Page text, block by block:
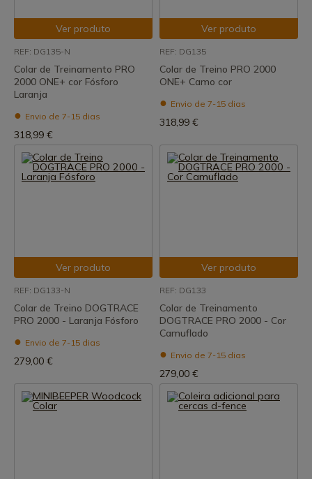
Ver produto
REF: DG135-N
Colar de Treinamento PRO
2000 ONE+ cor Fósforo
Laranja
Envio de 7-15 dias
318,99 €
Ver produto
REF: DG135
Colar de Treino PRO 2000
ONE+ Camo cor
Envio de 7-15 dias
318,99 €
Ver produto
REF: DG133-N
Colar de Treino DOGTRACE
PRO 2000 - Laranja Fósforo
Envio de 7-15 dias
279,00 €
Ver produto
REF: DG133
Colar de Treinamento
DOGTRACE PRO 2000 - Cor
Camuflado
Envio de 7-15 dias
279,00 €